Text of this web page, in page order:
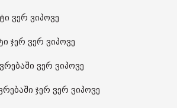
ვერ ვიპოვე
ჯერ ვერ ვიპოვე
ვერ ვიპოვე
ჯერ ვერ ვიპოვე